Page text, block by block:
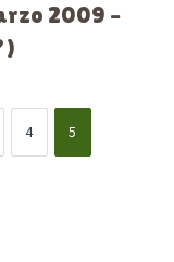
2009 –
4 5